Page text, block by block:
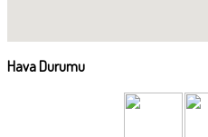
Hava Durumu